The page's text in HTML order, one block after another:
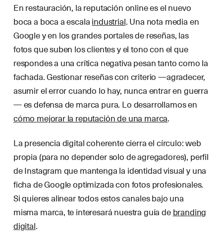
En restauración, la reputación online es el nuevo
boca a boca a escalaindustrial. Una nota media en
Google y en los grandes portales de reseñas, las
fotos que suben los clientes y el tono con el que
respondes a una crítica negativa pesan tanto como la
fachada. Gestionar reseñas con criterio —agradecer,
asumir el error cuando lo hay, nunca entrar en guerra
— es defensa de marca pura. Lo desarrollamos en
cómo mejorar la reputación de una marca.
La presencia digital coherente cierra el círculo: web
propia (para no depender solo de agregadores), perfil
de Instagram que mantenga la identidad visual y una
ficha de Google optimizada con fotos profesionales.
Si quieres alinear todos estos canales bajo una
misma marca, te interesará nuestra guía debranding
digital.